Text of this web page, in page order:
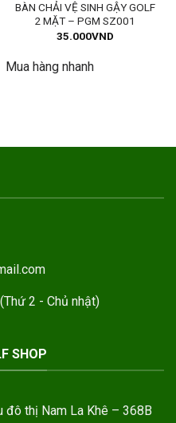
BÀN CHẢI VỆ SINH GẬY GOLF
2 MẶT – PGM SZ001
35.000VND
Mua hàng nhanh
2 - Chủ nhật)
SHOP
đô thị Nam La Khê – 368B